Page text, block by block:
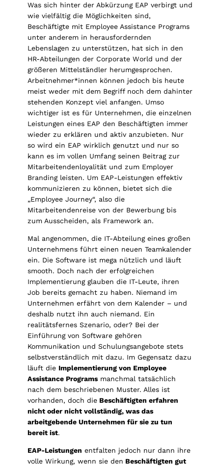
Was sich hinter der Abkürzung EAP verbirgt und
wie vielfältig die Möglichkeiten sind,
Beschäftigte mit Employee Assistance Programs
unter anderem in herausfordernden
Lebenslagen zu unterstützen, hat sich in den
HR-Abteilungen der Corporate World und der
größeren Mittelständler herumgesprochen.
Arbeitnehmer*innen können jedoch bis heute
meist weder mit dem Begriff noch dem dahinter
stehenden Konzept viel anfangen. Umso
wichtiger ist es für Unternehmen, die einzelnen
Leistungen eines EAP den Beschäftigten immer
wieder zu erklären und aktiv anzubieten. Nur
so wird ein EAP wirklich genutzt und nur so
kann es im vollen Umfang seinen Beitrag zur
Mitarbeitendenloyalität und zum Employer
Branding leisten. Um EAP-Leistungen effektiv
kommunizieren zu können, bietet sich die
„Employee Journey“, also die
Mitarbeitendenreise von der Bewerbung bis
zum Ausscheiden, als Framework an.
Mal angenommen, die IT-Abteilung eines großen
Unternehmens führt einen neuen Teamkalender
ein. Die Software ist mega nützlich und läuft
smooth. Doch nach der erfolgreichen
Implementierung glauben die IT-Leute, ihren
Job bereits gemacht zu haben. Niemand im
Unternehmen erfährt von dem Kalender – und
deshalb nutzt ihn auch niemand. Ein
realitätsfernes Szenario, oder? Bei der
Einführung von Software gehören
Kommunikation und Schulungsangebote stets
selbstverständlich mit dazu. Im Gegensatz dazu
läuft die Implementierung von Employee
Assistance Programs manchmal tatsächlich
nach dem beschriebenen Muster. Alles ist
vorhanden, doch die Beschäftigten erfahren
nicht oder nicht vollständig, was das
arbeitgebende Unternehmen für sie zu tun
bereit ist.
EAP-Leistungen entfalten jedoch nur dann ihre
volle Wirkung, wenn sie den Beschäftigten gut